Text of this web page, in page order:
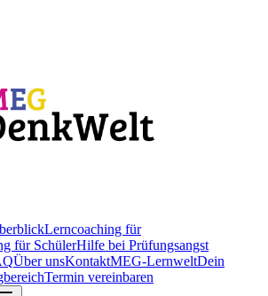
Lerncoaching für
für SchülerHilfe bei Prüfungsangst
Über unsKontaktMEG-LernweltDein
Termin vereinbaren